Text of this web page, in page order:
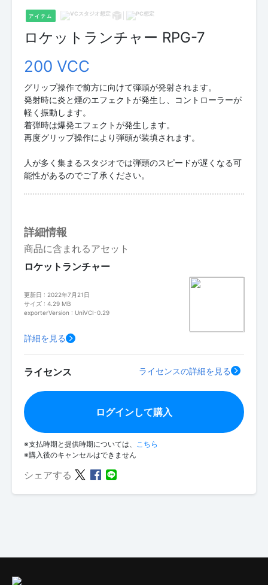
アイテム
ロケットランチャー RPG-7
200 VCC
グリップ操作で前方に向けて弾頭が発射されます。
発射時に炎と煙のエフェクトが発生し、コントローラーが
軽く振動します。
着弾時は爆発エフェクトが発生します。
再度グリップ操作により弾頭が装填されます。
人が多く集まるスタジオでは弾頭のスピードが遅くなる可
能性があるのでご了承ください。
詳細情報
商品に含まれるアセット
ロケットランチャー
更新日 : 2022年7月21日
サイズ : 4.29 MB
exporterVersion : UniVCI-0.29
詳細を見る
ライセンス ライセンスの詳細を見る
ログインして購入
※支払時期と提供時期については、
こちら
※購入後のキャンセルはできません
シェアする